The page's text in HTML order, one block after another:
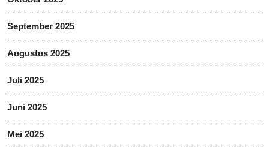
September 2025
Augustus 2025
Juli 2025
Juni 2025
Mei 2025